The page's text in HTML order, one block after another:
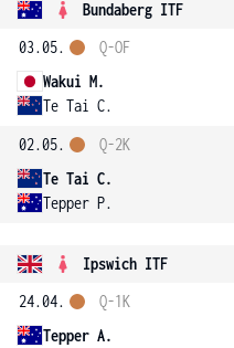
Bundaberg ITF
03.05.
Wakui M.
Te Tai C.
Q-OF
02.05.
Te Tai C.
Tepper P.
Q-2K
Ipswich ITF
24.04.
Tepper A.
Q-1K